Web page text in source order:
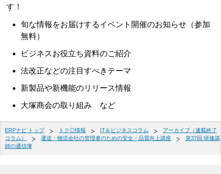
す！
旬な情報をお届けするイベント開催のお知らせ（参加
無料）
ビジネスお役立ち資料のご紹介
法改正などの注目すべきテーマ
新製品や新機能のリリース情報
大塚商会の取り組み など
ERPナビ トップ トク◎情報 IT＆ビジネスコラム
アーカイブ（連載終了
コラム）
運送・物流会社の管理者のための安全・品質向上講座
第37回 研修講
師の通信簿